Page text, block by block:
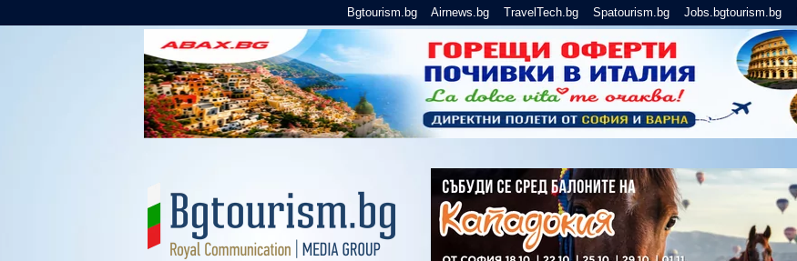
Bgtourism.bg Airnews.bg TravelTech.bg Spatourism.bg Jobs.bgtourism.bg
u